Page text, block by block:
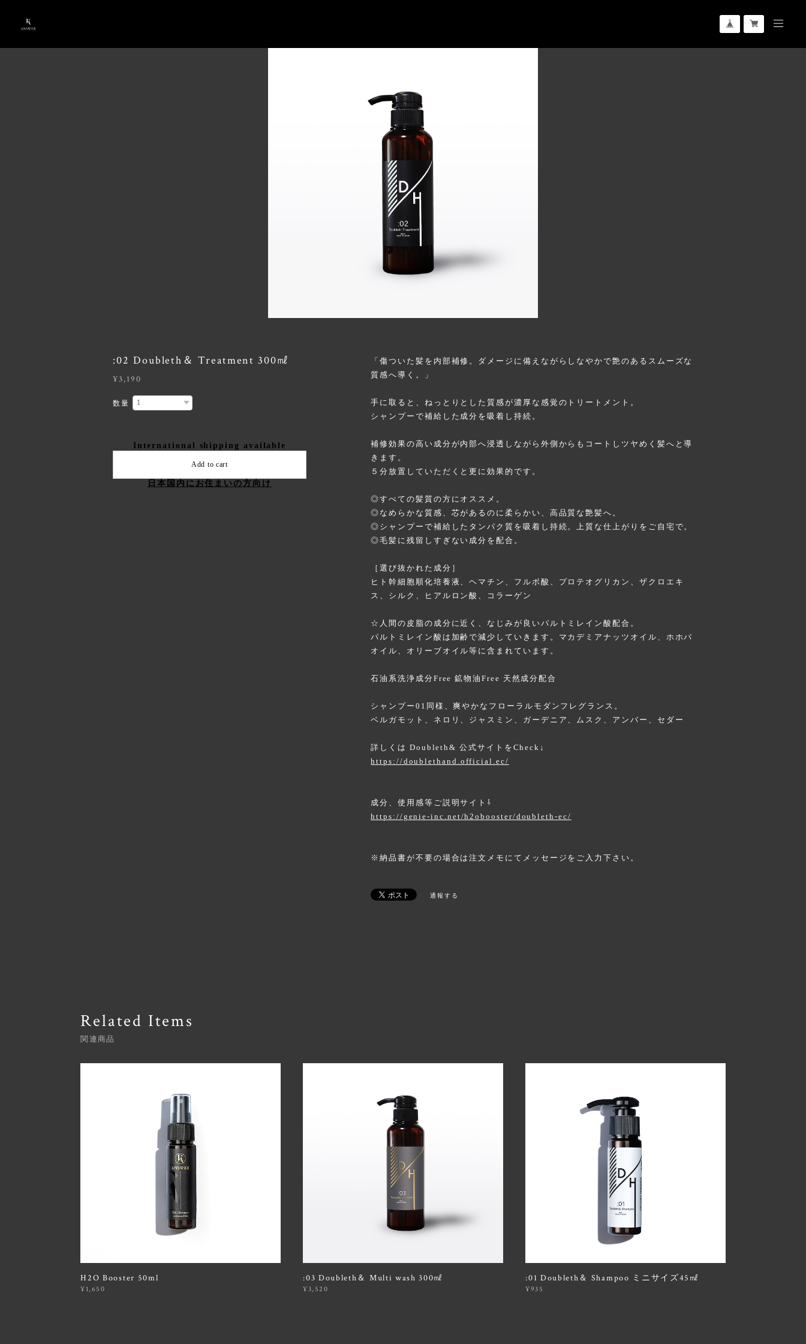
:02 Doubleth＆ Treatment 300㎖
¥3,190
数量
International shipping available
Add to cart
日本国内にお住まいの方向け
「傷ついた髪を内部補修。ダメージに備えながらしなやかで艶のあるスムーズな
質感へ導く。」
手に取ると、ねっとりとした質感が濃厚な感覚のトリートメント。
シャンプーで補給した成分を吸着し持続。
補修効果の高い成分が内部へ浸透しながら外側からもコートしツヤめく髪へと導
きます。
５分放置していただくと更に効果的です。
◎すべての髪質の方にオススメ。
◎なめらかな質感、芯があるのに柔らかい、高品質な艶髪へ。
◎シャンプーで補給したタンパク質を吸着し持続。上質な仕上がりをご自宅で。
◎毛髪に残留しすぎない成分を配合。
［選び抜かれた成分］
ヒト幹細胞順化培養液、ヘマチン、フルボ酸、プロテオグリカン、ザクロエキ
ス、シルク、ヒアルロン酸、コラーゲン
☆人間の皮脂の成分に近く、なじみが良いパルトミレイン酸配合。
パルトミレイン酸は加齢で減少していきます。マカデミアナッツオイル、ホホバ
オイル、オリーブオイル等に含まれています。
石油系洗浄成分Free 鉱物油Free 天然成分配合
シャンプー01同様、爽やかなフローラルモダンフレグランス。
ベルガモット、ネロリ、ジャスミン、ガーデニア、ムスク、アンバー、セダー
詳しくは Doubleth& 公式サイトをCheck↓
https://doublethand.official.ec/
成分、使用感等ご説明サイト⇩
https://genie-inc.net/h2obooster/doubleth-ec/
※納品書が不要の場合は注文メモにてメッセージをご入力下さい。
通報する
Related Items
関連商品
H2O Booster 50ml
¥1,650
:03 Doubleth＆ Multi wash 300㎖
¥3,520
:01 Doubleth＆ Shampoo ミニサイズ45㎖
¥935